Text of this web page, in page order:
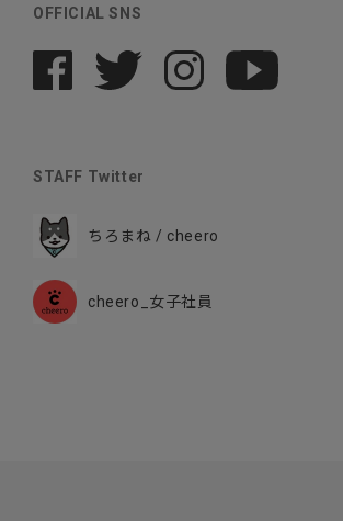
OFFICIAL SNS
STAFF Twitter
ちろまね / cheero
cheero_女子社員